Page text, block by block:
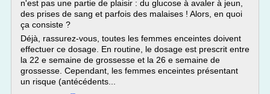
n'est pas une partie de plaisir : du glucose à avaler à jeun,
des prises de sang et parfois des malaises ! Alors, en quoi
ça consiste ?
Déjà, rassurez-vous, toutes les femmes enceintes doivent
effectuer ce dosage. En routine, le dosage est prescrit entre
la 22 e semaine de grossesse et la 26 e semaine de
grossesse. Cependant, les femmes enceintes présentant
un risque (antécédents...